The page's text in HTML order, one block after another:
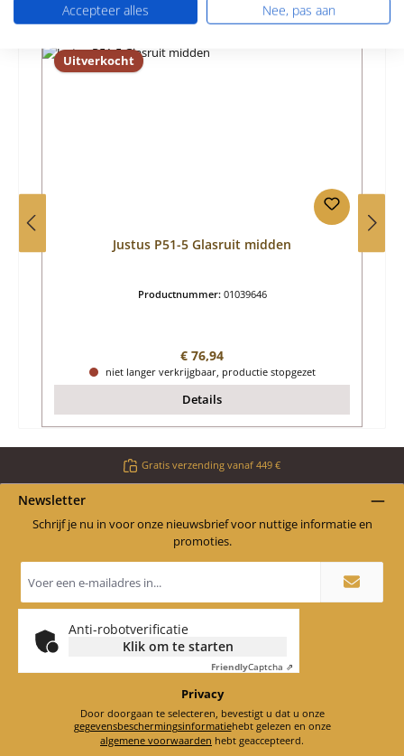
Productgalerij overslaan
Vergelijkbare producten
Uitverkocht
Justus P51-5 Glasruit midden
Productnummer: 01039646
Normale prijs:
€ 76,94
niet langer verkrijgbaar, productie stopgezet
Details
Gratis verzending vanaf 449 €
Newsletter
Schrijf je nu in voor onze nieuwsbrief voor nuttige informatie en
promoties.
mailadres
*
Anti-robotverificatie
Klik om te starten
FriendlyCaptcha ⇗
Privacy
Door doorgaan te selecteren, bevestigt u dat u onze
gegevensbeschermingsinformatie
hebt gelezen en onze
algemene voorwaarden hebt geaccepteerd.
Accepteer alles Nee, pas aan